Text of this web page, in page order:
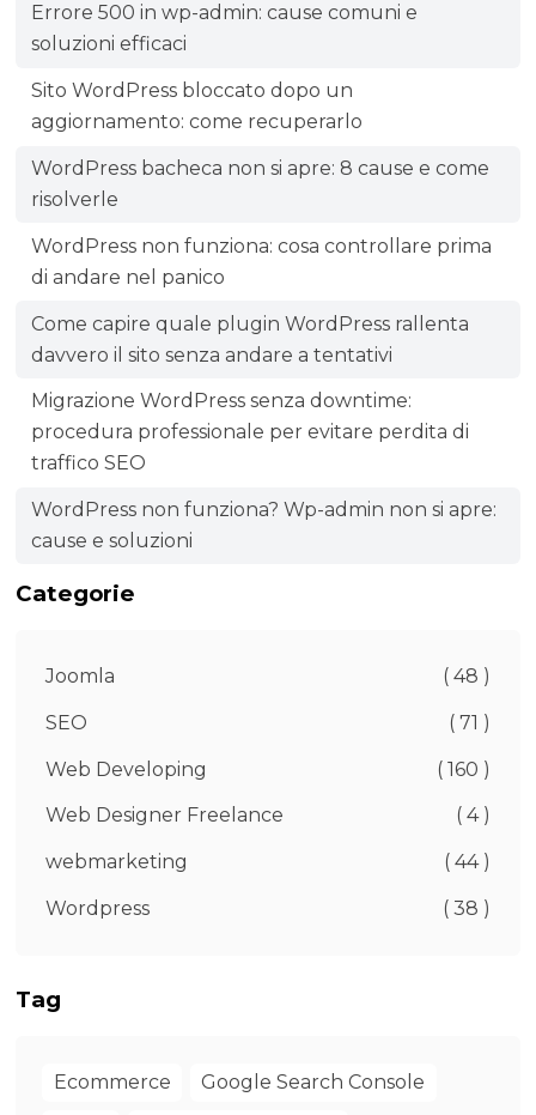
Errore 500 in wp-admin: cause comuni e
soluzioni efficaci
Sito WordPress bloccato dopo un
aggiornamento: come recuperarlo
WordPress bacheca non si apre: 8 cause e come
risolverle
WordPress non funziona: cosa controllare prima
di andare nel panico
Come capire quale plugin WordPress rallenta
davvero il sito senza andare a tentativi
Migrazione WordPress senza downtime:
procedura professionale per evitare perdita di
traffico SEO
WordPress non funziona? Wp-admin non si apre:
cause e soluzioni
Categorie
Joomla ( 48 )
SEO ( 71 )
Web Developing ( 160 )
Web Designer Freelance ( 4 )
webmarketing ( 44 )
Wordpress ( 38 )
Tag
Ecommerce Google Search Console